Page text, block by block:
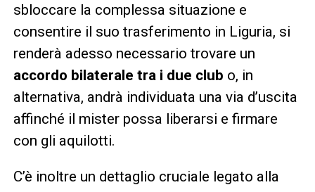
sbloccare la complessa situazione e
consentire il suo trasferimento in Liguria, si
renderà adesso necessario trovare un
accordo bilaterale tra i due club o, in
alternativa, andrà individuata una via d’uscita
affinché il mister possa liberarsi e firmare
con gli aquilotti.
C’è inoltre un dettaglio cruciale legato alla